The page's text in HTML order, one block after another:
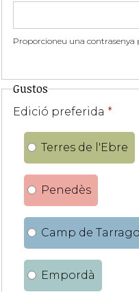
Proporcioneu una contrasenya
Gustos
Edició preferida *
Terres de l'Ebre
Penedès
Camp de
Empordà